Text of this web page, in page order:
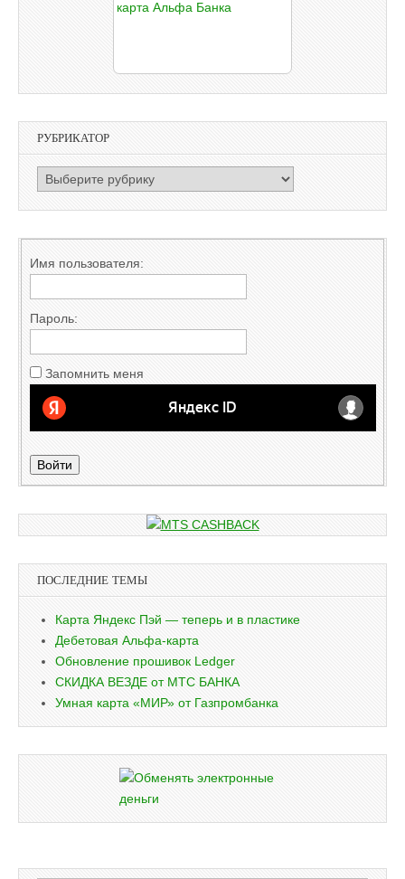
РУБРИКАТОР
РУБРИКАТОР
Имя пользователя:
Пароль:
Запомнить меня
Войти
ПОСЛЕДНИЕ ТЕМЫ
Карта Яндекс Пэй — теперь и в пластике
Дебетовая Альфа-карта
Обновление прошивок Ledger
СКИДКА ВЕЗДЕ от МТС БАНКА
Умная карта «МИР» от Газпромбанка